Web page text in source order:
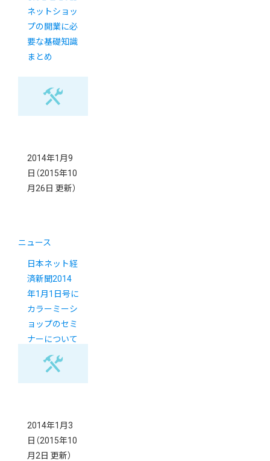
ネットショッ
プの開業に必
要な基礎知識
まとめ
2014年1月9
日 （2015年10
月26日 更新）
ニュース
日本ネット経
済新聞2014
年1月1日号に
カラーミーシ
ョップのセミ
ナーについて
記事が掲載さ
れました。
2014年1月3
日 （2015年10
月2日 更新）